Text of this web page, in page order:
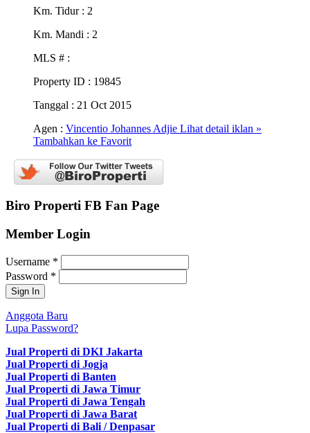
Km. Tidur : 2
Km. Mandi : 2
MLS # :
Property ID : 19845
Tanggal : 21 Oct 2015
Agen : Vincentio Johannes Adjie Lihat detail iklan »
Tambahkan ke Favorit
Biro Properti FB Fan Page
Member Login
Username *
Password *
Anggota Baru
Lupa Password?
Jual Properti di DKI Jakarta
Jual Properti di Jogja
Jual Properti di Banten
Jual Properti di Jawa Timur
Jual Properti di Jawa Tengah
Jual Properti di Jawa Barat
Jual Properti di Bali / Denpasar